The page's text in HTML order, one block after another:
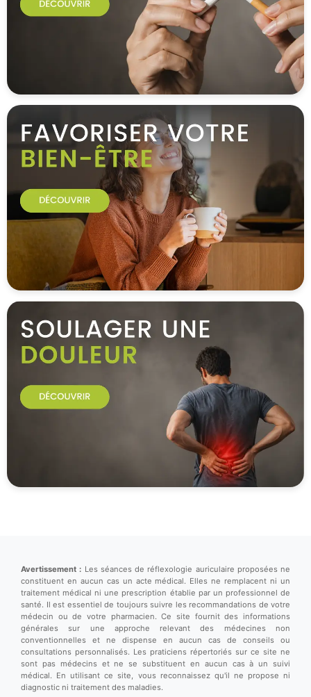
Avertissement : Les séances de réflexologie auriculaire proposées ne
constituent en aucun cas un acte médical. Elles ne remplacent ni un
traitement médical ni une prescription établie par un professionnel de
santé. Il est essentiel de toujours suivre les recommandations de votre
médecin ou de votre pharmacien. Ce site fournit des informations
générales sur une approche relevant des médecines non
conventionnelles et ne dispense en aucun cas de conseils ou
consultations personnalisés. Les praticiens répertoriés sur ce site ne
sont pas médecins et ne se substituent en aucun cas à un suivi
médical. En utilisant ce site, vous reconnaissez qu'il ne propose ni
diagnostic ni traitement des maladies.